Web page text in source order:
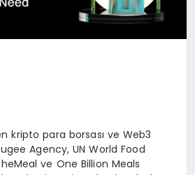
kripto para borsası ve Web3
Agency, UN World Food
ve One Billion Meals